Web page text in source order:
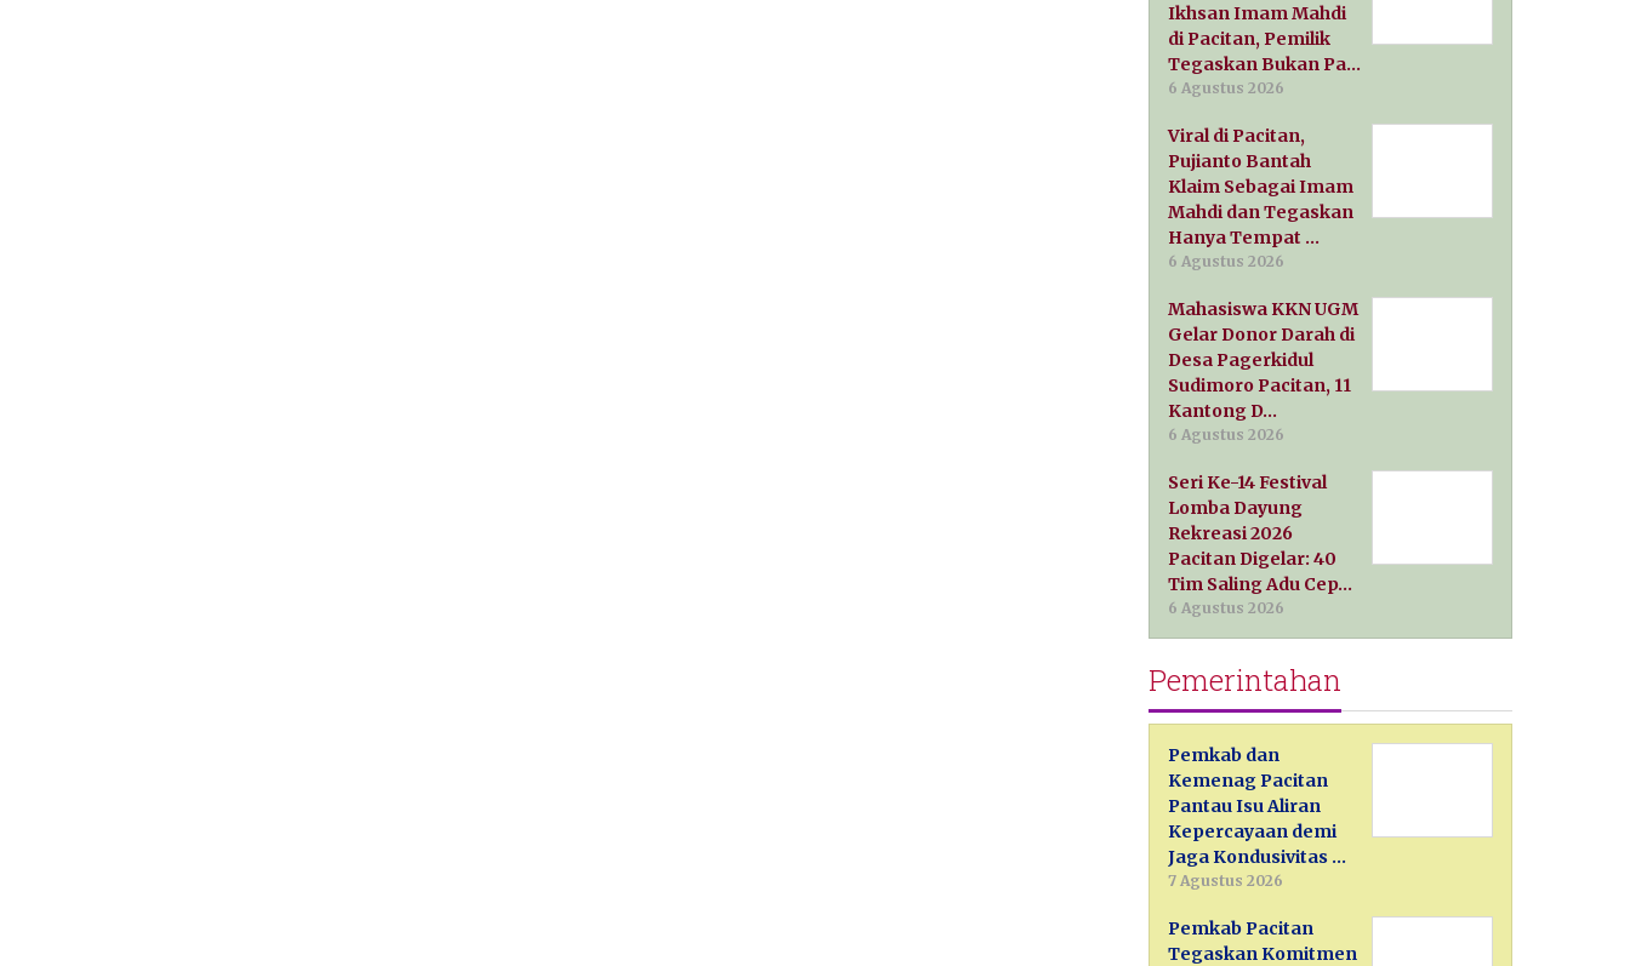
Ikhsan Imam Mahdi
di Pacitan, Pemilik
Tegaskan Bukan Pa…
6 Agustus 2026
Viral di Pacitan,
Pujianto Bantah
Klaim Sebagai Imam
Mahdi dan Tegaskan
Hanya Tempat …
6 Agustus 2026
Mahasiswa KKN UGM
Gelar Donor Darah di
Desa Pagerkidul
Sudimoro Pacitan, 11
Kantong D…
6 Agustus 2026
Seri Ke-14 Festival
Lomba Dayung
Rekreasi 2026
Pacitan Digelar: 40
Tim Saling Adu Cep…
6 Agustus 2026
Pemerintahan
Pemkab dan
Kemenag Pacitan
Pantau Isu Aliran
Kepercayaan demi
Jaga Kondusivitas …
7 Agustus 2026
Pemkab Pacitan
Tegaskan Komitmen